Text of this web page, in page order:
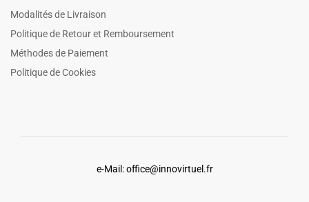
Modalités de Livraison
Politique de Retour et Remboursement
Méthodes de Paiement
Politique de Cookies
e-Mail: office@innovirtuel.fr